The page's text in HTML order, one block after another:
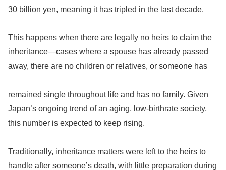
30 billion yen, meaning it has tripled in the last decade.
This happens when there are legally no heirs to claim the
inheritance—cases where a spouse has already passed
away, there are no children or relatives, or someone has
remained single throughout life and has no family. Given
Japan’s ongoing trend of an aging, low-birthrate society,
this number is expected to keep rising.
Traditionally, inheritance matters were left to the heirs to
handle after someone’s death, with little preparation during